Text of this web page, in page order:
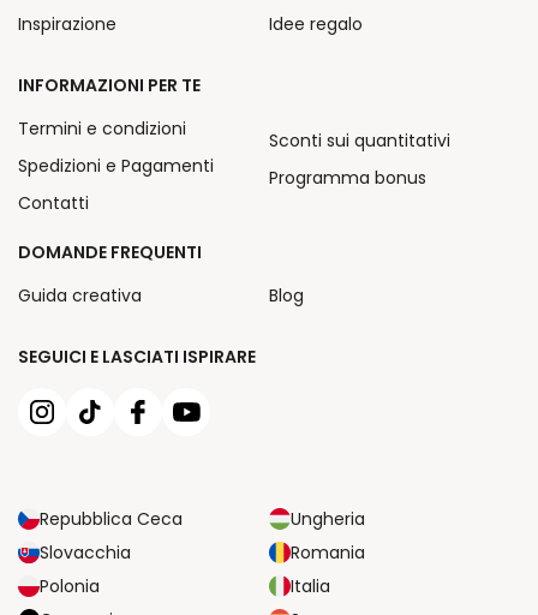
SEGUICI E LASCIATI ISPIRARE
Repubblica Ceca
Ungheria
Slovacchia
Romania
Polonia
Italia
Inspirazione
Idee regalo
INFORMAZIONI PER TE
Termini e condizioni
Spedizioni e Pagamenti
Contatti
Sconti sui quantitativi
Programma bonus
DOMANDE FREQUENTI
Guida creativa
Blog